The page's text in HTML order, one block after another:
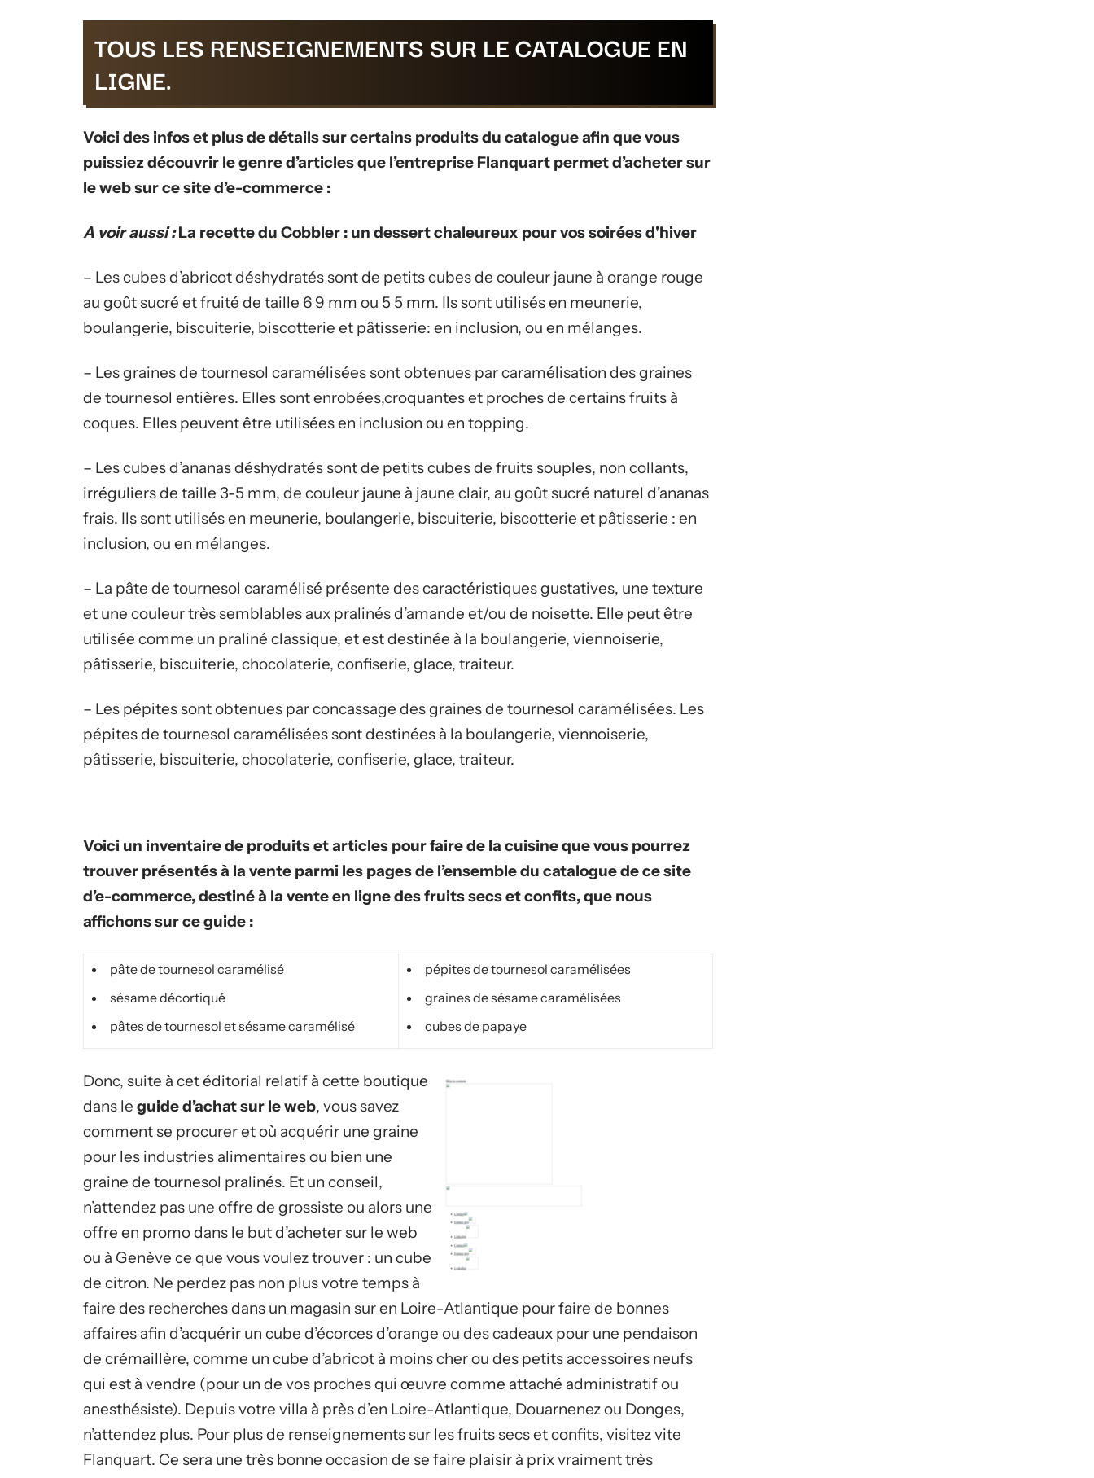
TOUS LES RENSEIGNEMENTS SUR LE CATALOGUE EN
LIGNE.
Voici des infos et plus de détails sur certains produits du catalogue afin que vous
puissiez découvrir le genre d’articles que l’entreprise Flanquart permet d’acheter sur
le web sur ce site d’e-commerce :
A voir aussi : La recette du Cobbler : un dessert chaleureux pour vos soirées d'hiver
– Les cubes d’abricot déshydratés sont de petits cubes de couleur jaune à orange rouge
au goût sucré et fruité de taille 6 9 mm ou 5 5 mm. Ils sont utilisés en meunerie,
boulangerie, biscuiterie, biscotterie et pâtisserie: en inclusion, ou en mélanges.
– Les graines de tournesol caramélisées sont obtenues par caramélisation des graines
de tournesol entières. Elles sont enrobées,croquantes et proches de certains fruits à
coques. Elles peuvent être utilisées en inclusion ou en topping.
– Les cubes d’ananas déshydratés sont de petits cubes de fruits souples, non collants,
irréguliers de taille 3-5 mm, de couleur jaune à jaune clair, au goût sucré naturel d’ananas
frais. Ils sont utilisés en meunerie, boulangerie, biscuiterie, biscotterie et pâtisserie : en
inclusion, ou en mélanges.
– La pâte de tournesol caramélisé présente des caractéristiques gustatives, une texture
et une couleur très semblables aux pralinés d’amande et/ou de noisette. Elle peut être
utilisée comme un praliné classique, et est destinée à la boulangerie, viennoiserie,
pâtisserie, biscuiterie, chocolaterie, confiserie, glace, traiteur.
– Les pépites sont obtenues par concassage des graines de tournesol caramélisées. Les
pépites de tournesol caramélisées sont destinées à la boulangerie, viennoiserie,
pâtisserie, biscuiterie, chocolaterie, confiserie, glace, traiteur.
Voici un inventaire de produits et articles pour faire de la cuisine que vous pourrez
trouver présentés à la vente parmi les pages de l’ensemble du catalogue de ce site
d’e-commerce, destiné à la vente en ligne des fruits secs et confits, que nous
affichons sur ce guide :
pâte de tournesol caramélisé
sésame décortiqué
pâtes de tournesol et sésame caramélisé
pépites de tournesol caramélisées
graines de sésame caramélisées
cubes de papaye
Donc, suite à cet éditorial relatif à cette boutique
dans le guide d’achat sur le web, vous savez
comment se procurer et où acquérir une graine
pour les industries alimentaires ou bien une
graine de tournesol pralinés. Et un conseil,
n’attendez pas une offre de grossiste ou alors une
offre en promo dans le but d’acheter sur le web
ou à Genève ce que vous voulez trouver : un cube
de citron. Ne perdez pas non plus votre temps à
faire des recherches dans un magasin sur en Loire-Atlantique pour faire de bonnes
affaires afin d’acquérir un cube d’écorces d’orange ou des cadeaux pour une pendaison
de crémaillère, comme un cube d’abricot à moins cher ou des petits accessoires neufs
qui est à vendre (pour un de vos proches qui œuvre comme attaché administratif ou
anesthésiste). Depuis votre villa à près d’en Loire-Atlantique, Douarnenez ou Donges,
n’attendez plus. Pour plus de renseignements sur les fruits secs et confits, visitez vite
Flanquart. Ce sera une très bonne occasion de se faire plaisir à prix vraiment très